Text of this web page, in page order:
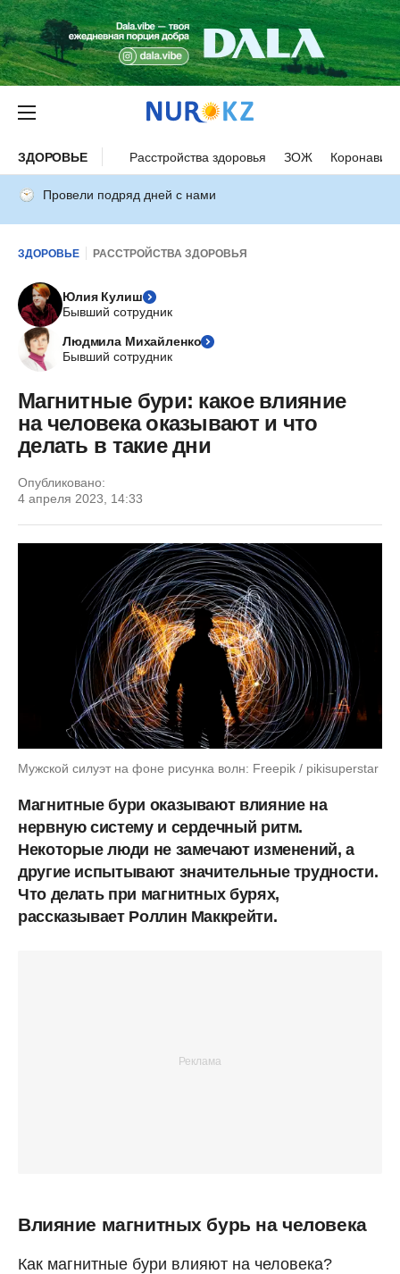
ЗДОРОВЬЕ Расстройства здоровья ЗОЖ
Провели подряд дней с нами
ЗДОРОВЬЕ РАССТРОЙСТВА ЗДОРОВЬЯ
Юлия Кулиш
Бывший сотрудник
Людмила Михайленко
Бывший сотрудник
Магнитные бури: какое влияние
на человека оказывают и что
делать в такие дни
Опубликовано:
4 апреля 2023, 14:33
Мужской силуэт на фоне рисунка волн: Freepik / pikisuperstar
Магнитные бури оказывают влияние на
нервную систему и сердечный ритм.
Некоторые люди не замечают изменений, а
другие испытывают значительные трудности.
Что делать при магнитных бурях,
рассказывает Роллин Маккрейти.
Влияние магнитных бурь на человека
Как магнитные бури влияют на человека?